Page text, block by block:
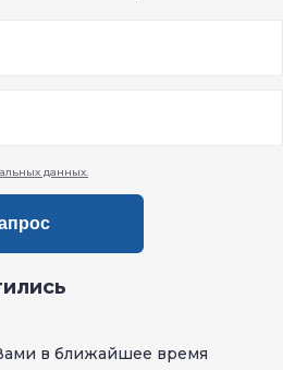
данных.
в ближайшее время